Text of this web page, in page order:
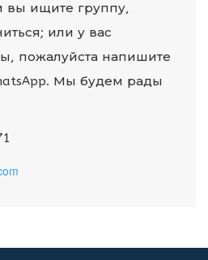
вы ищите группу,
или у вас
пожалуйста напишите
Мы будем рады